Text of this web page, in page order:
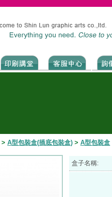
> A型包裝盒(插底包裝盒) > A型包裝盒
盒子名稱: